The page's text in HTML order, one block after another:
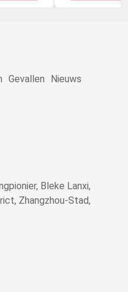
Gevallen Nieuws
Bleke Lanxi,
Zhangzhou-Stad,